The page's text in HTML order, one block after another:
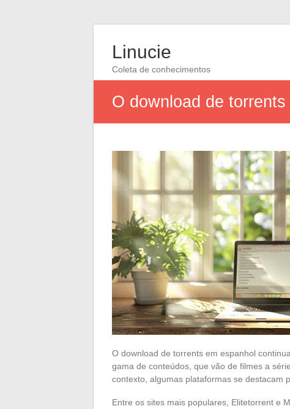
Linucie
Coleta de conhecimentos
O download de
O download de torrents em espanhol
gama de conteúdos, que vão de filmes a
contexto, algumas plataformas se destacam
Entre os sites mais populares, Elitetorrent e